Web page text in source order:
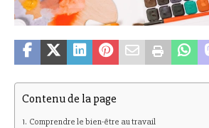
Contenu de la page
Comprendre le bien-être au travail